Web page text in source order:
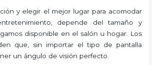
y elegir el mejor lugar para acomodar
depende del tamaño y
disponible en el salón u hogar. Los
que, sin importar el tipo de pantalla
un ángulo de visión perfecto.